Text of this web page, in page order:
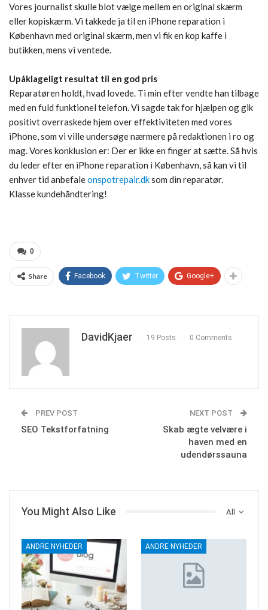
Vores journalist skulle blot vælge mellem en original skærm
eller kopiskærm. Vi takkede ja til en iPhone reparation i
København med original skærm, men vi fik en kop kaffe i
butikken, mens vi ventede.
Upåklageligt resultat til en god pris
Reparatøren holdt, hvad lovede. Ti min efter vendte han tilbage
med en fuld funktionel telefon. Vi sagde tak for hjælpen og gik
positivt overraskede hjem over effektiviteten med vores
iPhone, som vi ville undersøge nærmere på redaktionen i ro og
mag. Vores konklusion er: Der er ikke en finger at sætte. Så hvis
du leder efter en iPhone reparation i København, så kan vi til
enhver tid anbefaleonspotrepair.dksom din reparatør.
Klasse kundehåndtering!
0
Share Facebook Twitter Google+
DavidKjaer 19 Posts 0 Comments
PREV POST
SEO Tekstforfatning
NEXT POST
Skab ægte velvære i
haven med en
udendørssauna
All
You Might Also Like
ANDRE NYHEDER ANDRE NYHEDER